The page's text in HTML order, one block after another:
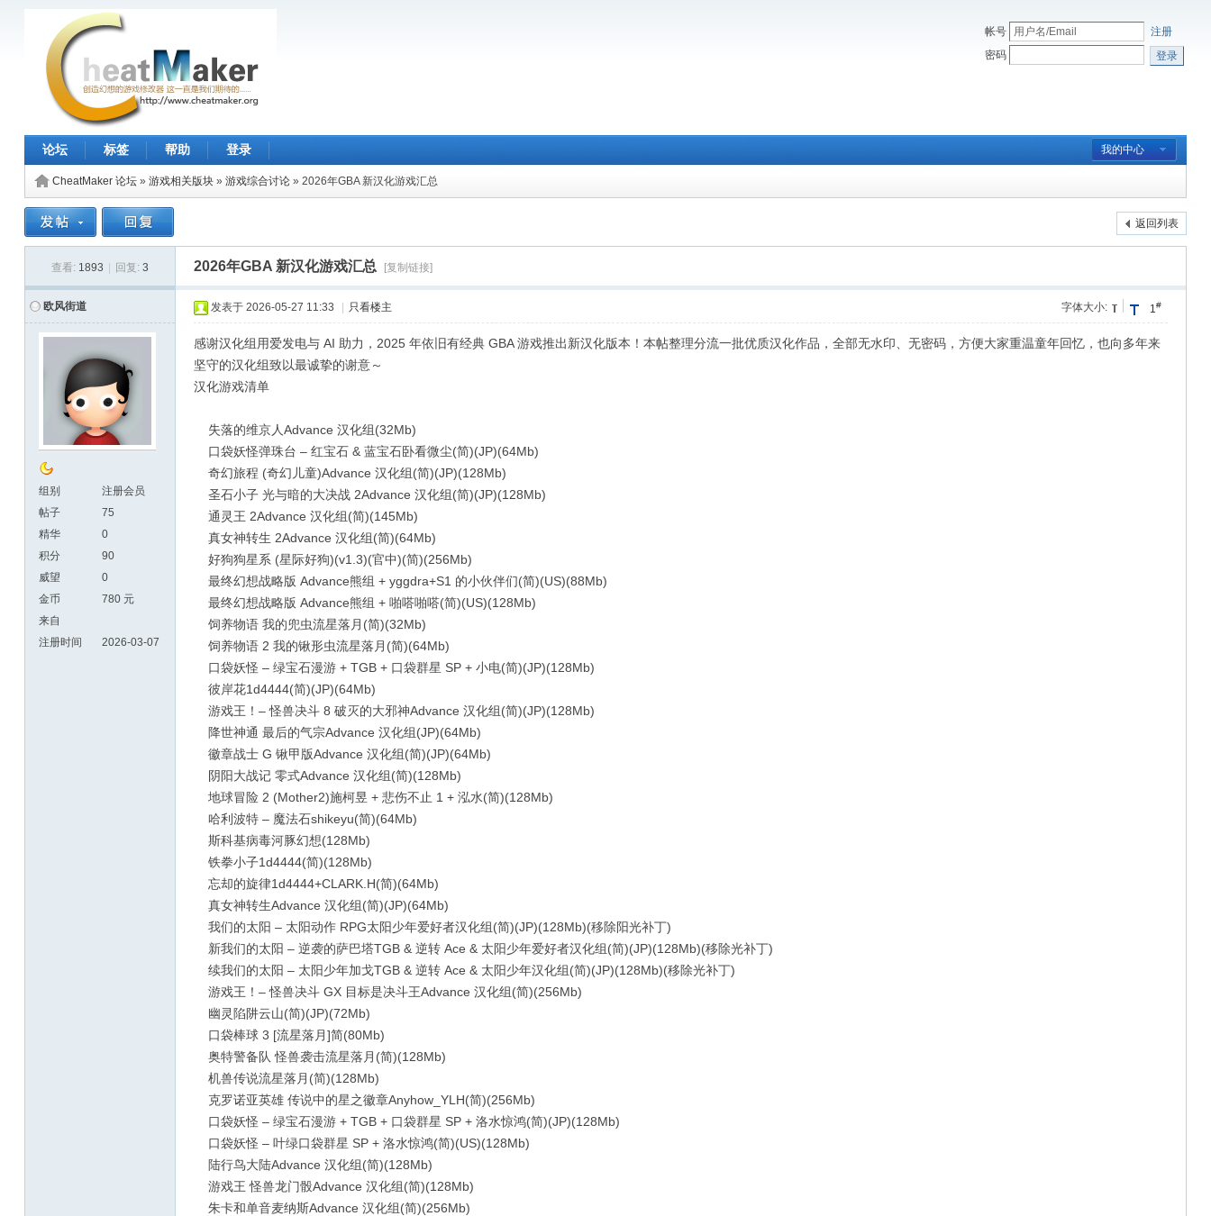
帐号
注册
密码
登录
我的中心
论坛 标签 帮助 登录
CheatMaker 论坛» 游戏相关版块» 游戏综合讨论» 2026年GBA 新汉化游戏汇总
返回列表
查看: 1893 回复: 3 2026年GBA 新汉化游戏汇总 [复制链接]
欧风街道
组别
注册会员
帖子
75
精华
0
积分
90
威望
0
金币
780 元
来自
注册时间
2026-03-07
1#
字体大小:
发表于 2026-05-27 11:33 只看楼主
感谢汉化组用爱发电与 AI 助力，2025 年依旧有经典 GBA 游戏推出新汉化版本！本帖整理分流一批优质汉化作品，全部无水印、无密码，方便大家重温童年回忆，也向多年来
坚守的汉化组致以最诚挚的谢意～
汉化游戏清单
失落的维京人Advance 汉化组(32Mb)
口袋妖怪弹珠台 – 红宝石 & 蓝宝石卧看微尘(简)(JP)(64Mb)
奇幻旅程 (奇幻儿童)Advance 汉化组(简)(JP)(128Mb)
圣石小子 光与暗的大决战 2Advance 汉化组(简)(JP)(128Mb)
通灵王 2Advance 汉化组(简)(145Mb)
真女神转生 2Advance 汉化组(简)(64Mb)
好狗狗星系 (星际好狗)(v1.3)(官中)(简)(256Mb)
最终幻想战略版 Advance熊组 + yggdra+S1 的小伙伴们(简)(US)(88Mb)
最终幻想战略版 Advance熊组 + 啪嗒啪嗒(简)(US)(128Mb)
饲养物语 我的兜虫流星落月(简)(32Mb)
饲养物语 2 我的锹形虫流星落月(简)(64Mb)
口袋妖怪 – 绿宝石漫游 + TGB + 口袋群星 SP + 小电(简)(JP)(128Mb)
彼岸花1d4444(简)(JP)(64Mb)
游戏王！– 怪兽决斗 8 破灭的大邪神Advance 汉化组(简)(JP)(128Mb)
降世神通 最后的气宗Advance 汉化组(JP)(64Mb)
徽章战士 G 锹甲版Advance 汉化组(简)(JP)(64Mb)
阴阳大战记 零式Advance 汉化组(简)(128Mb)
地球冒险 2 (Mother2)施柯昱 + 悲伤不止 1 + 泓水(简)(128Mb)
哈利波特 – 魔法石shikeyu(简)(64Mb)
斯科基病毒河豚幻想(128Mb)
铁拳小子1d4444(简)(128Mb)
忘却的旋律1d4444+CLARK.H(简)(64Mb)
真女神转生Advance 汉化组(简)(JP)(64Mb)
我们的太阳 – 太阳动作 RPG太阳少年爱好者汉化组(简)(JP)(128Mb)(移除阳光补丁)
新我们的太阳 – 逆袭的萨巴塔TGB & 逆转 Ace & 太阳少年爱好者汉化组(简)(JP)(128Mb)(移除光补丁)
续我们的太阳 – 太阳少年加戈TGB & 逆转 Ace & 太阳少年汉化组(简)(JP)(128Mb)(移除光补丁)
游戏王！– 怪兽决斗 GX 目标是决斗王Advance 汉化组(简)(256Mb)
幽灵陷阱云山(简)(JP)(72Mb)
口袋棒球 3 [流星落月]简(80Mb)
奥特警备队 怪兽袭击流星落月(简)(128Mb)
机兽传说流星落月(简)(128Mb)
克罗诺亚英雄 传说中的星之徽章Anyhow_YLH(简)(256Mb)
口袋妖怪 – 绿宝石漫游 + TGB + 口袋群星 SP + 洛水惊鸿(简)(JP)(128Mb)
口袋妖怪 – 叶绿口袋群星 SP + 洛水惊鸿(简)(US)(128Mb)
陆行鸟大陆Advance 汉化组(简)(128Mb)
游戏王 怪兽龙门骰Advance 汉化组(简)(128Mb)
朱卡和单音麦纳斯Advance 汉化组(简)(256Mb)